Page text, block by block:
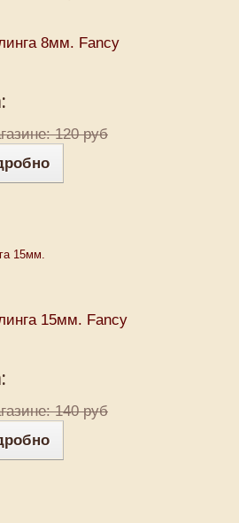
8мм. Fancy
120 руб
15мм. Fancy
140 руб